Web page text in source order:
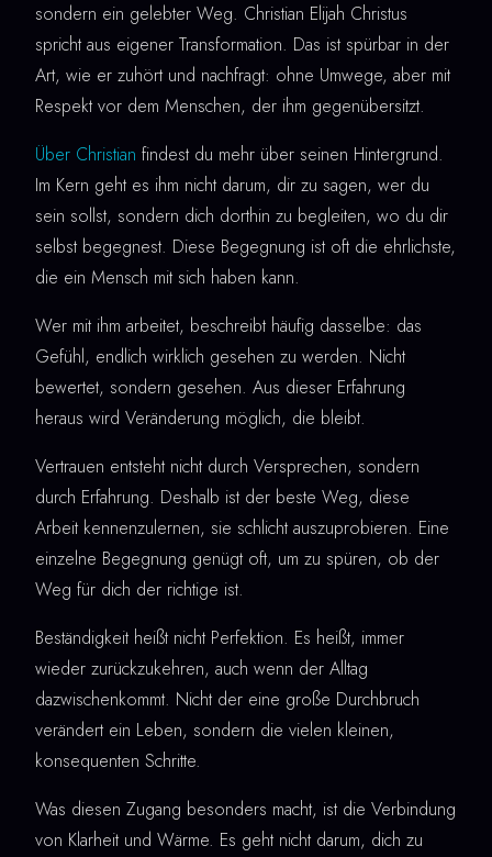
sondern ein gelebter Weg. Christian Elijah Christus
spricht aus eigener Transformation. Das ist spürbar in der
Art, wie er zuhört und nachfragt: ohne Umwege, aber mit
Respekt vor dem Menschen, der ihm gegenübersitzt.
Über Christian findest du mehr über seinen Hintergrund.
Im Kern geht es ihm nicht darum, dir zu sagen, wer du
sein sollst, sondern dich dorthin zu begleiten, wo du dir
selbst begegnest. Diese Begegnung ist oft die ehrlichste,
die ein Mensch mit sich haben kann.
Wer mit ihm arbeitet, beschreibt häufig dasselbe: das
Gefühl, endlich wirklich gesehen zu werden. Nicht
bewertet, sondern gesehen. Aus dieser Erfahrung
heraus wird Veränderung möglich, die bleibt.
Vertrauen entsteht nicht durch Versprechen, sondern
durch Erfahrung. Deshalb ist der beste Weg, diese
Arbeit kennenzulernen, sie schlicht auszuprobieren. Eine
einzelne Begegnung genügt oft, um zu spüren, ob der
Weg für dich der richtige ist.
Beständigkeit heißt nicht Perfektion. Es heißt, immer
wieder zurückzukehren, auch wenn der Alltag
dazwischenkommt. Nicht der eine große Durchbruch
verändert ein Leben, sondern die vielen kleinen,
konsequenten Schritte.
Was diesen Zugang besonders macht, ist die Verbindung
von Klarheit und Wärme. Es geht nicht darum, dich zu